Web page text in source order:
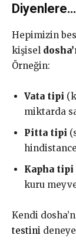
Diyenlere…
Hepimizin
kişisel
Örneğin:
Vata tipi
miktarda
Pitta tipi
Kapha tipi
kuru
Kendi
testini